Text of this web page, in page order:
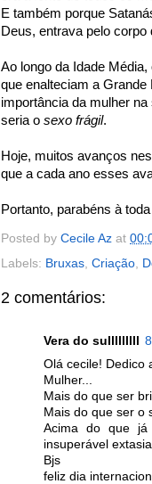
E também porque
Deus, entrava pelo corpo
Ao longo da Idade
que enalteciam a Grande
importância da mulher
seria o sexo frágil.
Hoje, muitos avanços
que a cada ano esses
Portanto, parabéns à
Posted by Cecile Az at
Labels: Bruxas Criação
2 comentários:
Vera do sulllllllll
Olá cecile! Dedico
Mulher...
Mais do que ser
Mais do que ser o
Acima do que
insuperável
Bjs
feliz dia